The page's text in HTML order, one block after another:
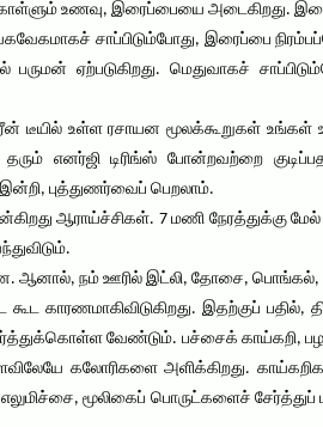
உணவு, இரைப்பையை அடைகிறது.
சாப்பிடும்போது, இரைப்பை
ஏற்படுகிறது. மெதுவாகச்
டீயில் உள்ள ரசாயன மூலக்கூறுகள் உங்கள்
தரும் எனர்ஜி டிரிங்ஸ் போன்றவற்றை
புத்துணர்வைப் பெறலாம்.
ஆராய்ச்சிகள். 7 மணி நேரத்துக்கு மேல்
ஆனால், நம் ஊரில் இட்லி, தோசை, பொங்கல்,
இதற்குப் பதில்,
வேண்டும். பச்சைக் காய்கறி,
கலோரிகளை அளிக்கிறது.
மூலிகைப் பொருட்களைச் சேர்த்துப்